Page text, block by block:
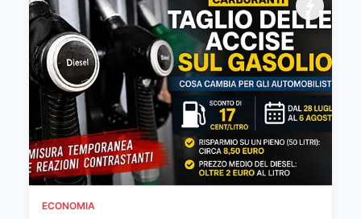
ECONOMIA